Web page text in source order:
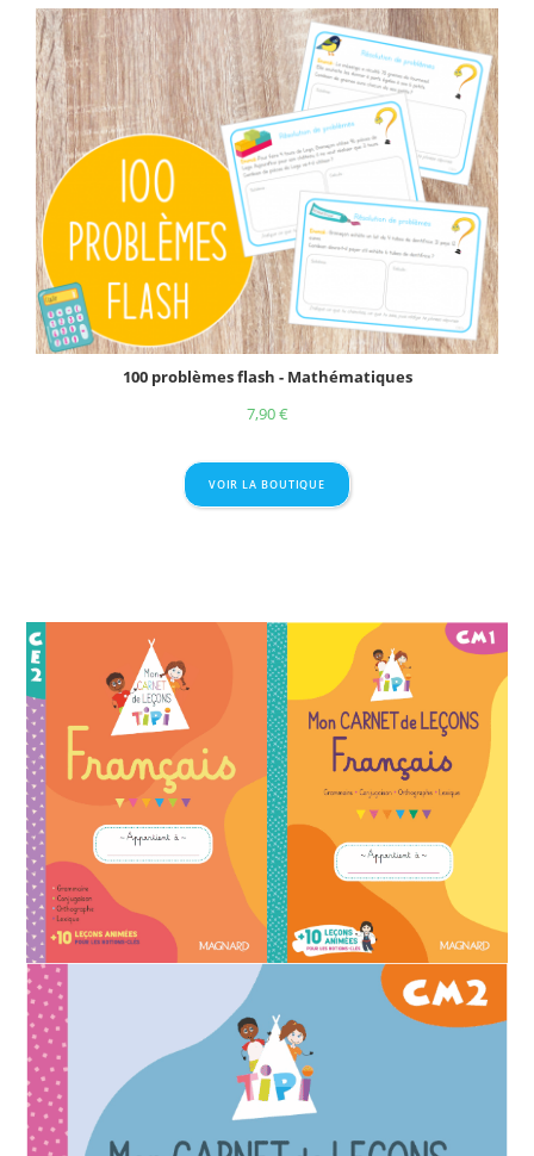
100 problèmes flash - Mathématiques
7,90€
VOIR LA BOUTIQUE